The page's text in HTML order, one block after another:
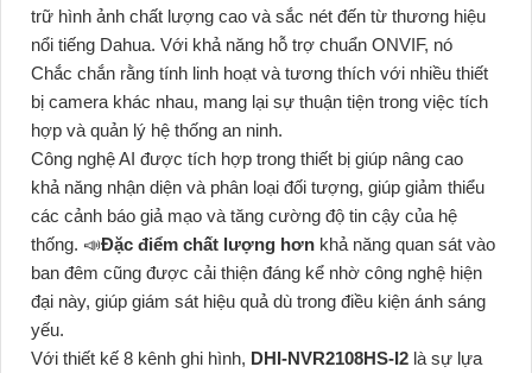
trữ hình ảnh chất lượng cao và sắc nét đến từ thương hiệu
nổi tiếng Dahua. Với khả năng hỗ trợ chuẩn ONVIF, nó
Chắc chắn rằng tính linh hoạt và tương thích với nhiều thiết
bị camera khác nhau, mang lại sự thuận tiện trong việc tích
hợp và quản lý hệ thống an ninh.
Công nghệ AI được tích hợp trong thiết bị giúp nâng cao
khả năng nhận diện và phân loại đối tượng, giúp giảm thiểu
các cảnh báo giả mạo và tăng cường độ tin cậy của hệ
thống. 📣Đặc điểm chất lượng hơn khả năng quan sát vào
ban đêm cũng được cải thiện đáng kể nhờ công nghệ hiện
đại này, giúp giám sát hiệu quả dù trong điều kiện ánh sáng
yếu.
Với thiết kế 8 kênh ghi hình, DHI-NVR2108HS-I2 là sự lựa